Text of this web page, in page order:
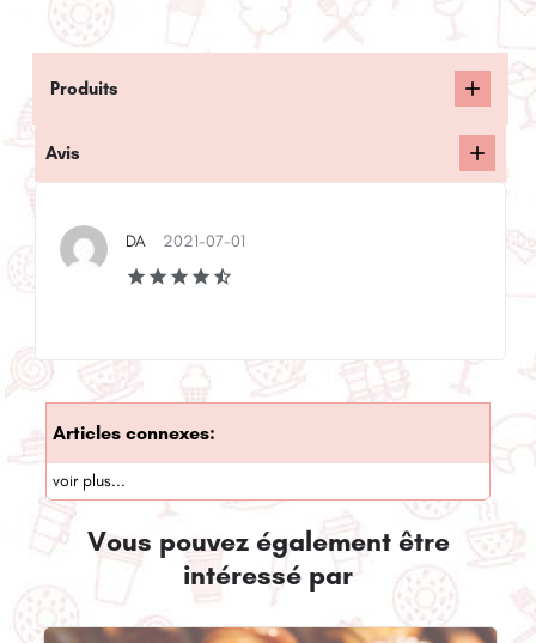
Produits
Avis
DA 2021-07-01
Articles connexes:
voir plus...
Vous pouvez également être
intéressé par